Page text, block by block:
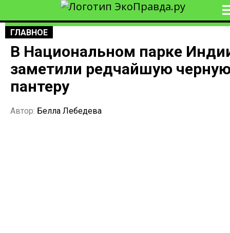
ГЛАВНОЕ
В Национальном парке
заметили редчайшую
пантеру
Автор: Белла Лебедева